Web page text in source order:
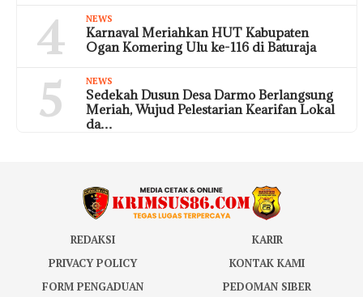
4 NEWS
Karnaval Meriahkan HUT Kabupaten
Ogan Komering Ulu ke-116 di Baturaja
5 NEWS
Sedekah Dusun Desa Darmo Berlangsung
Meriah, Wujud Pelestarian Kearifan Lokal
da…
REDAKSI
KARIR
PRIVACY POLICY
KONTAK KAMI
FORM PENGADUAN
PEDOMAN SIBER